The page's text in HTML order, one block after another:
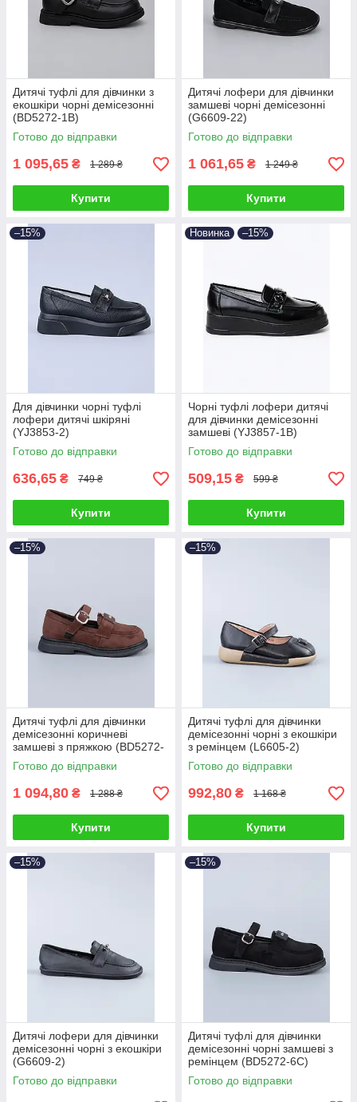
Дитячі туфлі для дівчинки з
екошкіри чорні демісезонні
(BD5272-1B)
Готово до відправки
1 095,65 ₴ 1 289 ₴
Купити
Дитячі лофери для дівчинки
замшеві чорні демісезонні
(G6609-22)
Готово до відправки
1 061,65 ₴ 1 249 ₴
Купити
–15%
Для дівчинки чорні туфлі
лофери дитячі шкіряні
(YJ3853-2)
Готово до відправки
636,65 ₴ 749 ₴
Купити
Новинка –15%
Чорні туфлі лофери дитячі
для дівчинки демісезонні
замшеві (YJ3857-1B)
Готово до відправки
509,15 ₴ 599 ₴
Купити
–15%
Дитячі туфлі для дівчинки
демісезонні коричневі
замшеві з пряжкою (BD5272-
8B)
Готово до відправки
1 094,80 ₴ 1 288 ₴
Купити
–15%
Дитячі туфлі для дівчинки
демісезонні чорні з екошкіри
з ремінцем (L6605-2)
Готово до відправки
992,80 ₴ 1 168 ₴
Купити
–15%
Дитячі лофери для дівчинки
демісезонні чорні з екошкіри
(G6609-2)
Готово до відправки
–15%
Дитячі туфлі для дівчинки
демісезонні чорні замшеві з
ремінцем (BD5272-6C)
Готово до відправки